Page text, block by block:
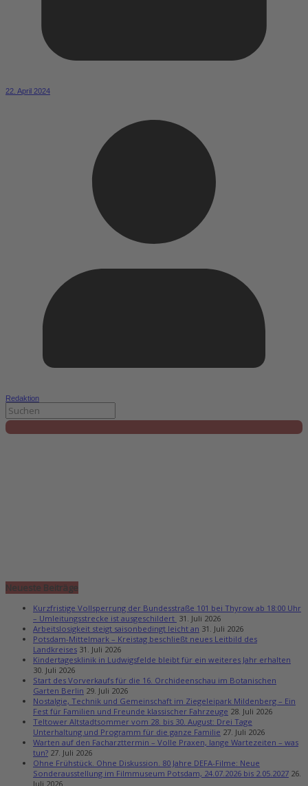
22. April 2024
Redaktion
Neueste Beiträge
Kurzfristige Vollsperrung der Bundesstraße 101 bei Thyrow ab 18:00 Uhr
– Umleitungsstrecke ist ausgeschildert 31. Juli 2026
Arbeitslosigkeit steigt saisonbedingt leicht an 31. Juli 2026
Potsdam-Mittelmark – Kreistag beschließt neues Leitbild des
Landkreises 31. Juli 2026
Kindertagesklinik in Ludwigsfelde bleibt für ein weiteres Jahr erhalten
30. Juli 2026
Start des Vorverkaufs für die 16. Orchideenschau im Botanischen
Garten Berlin 29. Juli 2026
Nostalgie, Technik und Gemeinschaft im Ziegeleipark Mildenberg – Ein
Fest für Familien und Freunde klassischer Fahrzeuge 28. Juli 2026
Teltower Altstadtsommer vom 28. bis 30. August: Drei Tage
Unterhaltung und Programm für die ganze Familie 27. Juli 2026
Warten auf den Facharzttermin – Volle Praxen, lange Wartezeiten – was
tun? 27. Juli 2026
Ohne Frühstück. Ohne Diskussion. 80 Jahre DEFA-Filme: Neue
Sonderausstellung im Filmmuseum Potsdam, 24.07.2026 bis 2.05.2027 26.
Juli 2026